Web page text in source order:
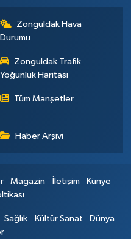
Zonguldak Hava
Durumu
Zonguldak Trafik
Yoğunluk Haritası
Tüm Manşetler
Haber Arşivi
Magazin İletişim
Künye
Sağlık Kültür Sanat
Dünya